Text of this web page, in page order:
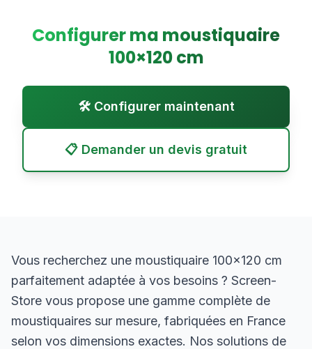
Configurer ma moustiquaire
100×120cm
🛠️ Configurer maintenant
📋 Demander un devis gratuit
Vous recherchez une moustiquaire 100×120 cm
parfaitement adaptée à vos besoins ? Screen-
Store vous propose une gamme complète de
moustiquaires sur mesure, fabriquées en France
selon vos dimensions exactes. Nos solutions de